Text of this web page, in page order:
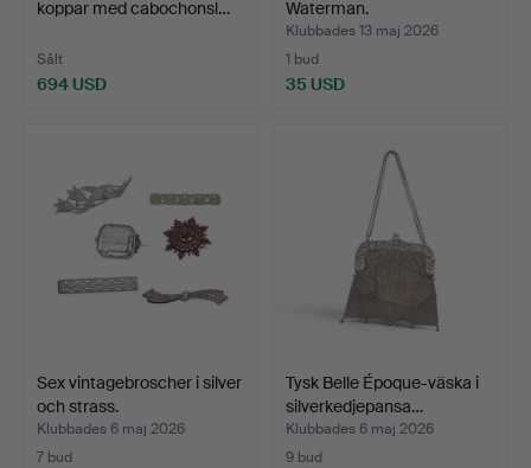
koppar med cabochonsl…
Sålt
694 USD
Waterman.
Klubbades 13 maj 2026
1 bud
35 USD
Sex vintagebroscher i silver
och strass.
Klubbades 6 maj 2026
7 bud
Tysk Belle Époque-väska i
silverkedjepansa…
Klubbades 6 maj 2026
9 bud